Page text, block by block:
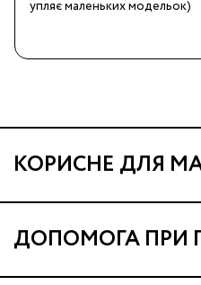
упляє маленьких модельок)
КОРИСНЕ ДЛЯ
Про МА та Маминих
Програма Ма Кешбек
ДОПОМОГА ПРИ
Наші магазини